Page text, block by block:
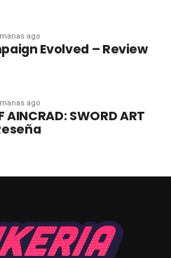
ago
Evolved – Review
ago
AINCRAD: SWORD ART